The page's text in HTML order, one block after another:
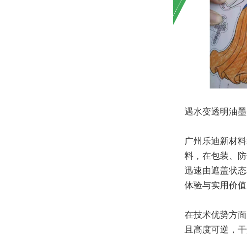
遇水变透明油墨
广州乐迪新材
料，在包装、
迅速由遮盖状
体验与实用价值
在技术优势方
且高度可逆，